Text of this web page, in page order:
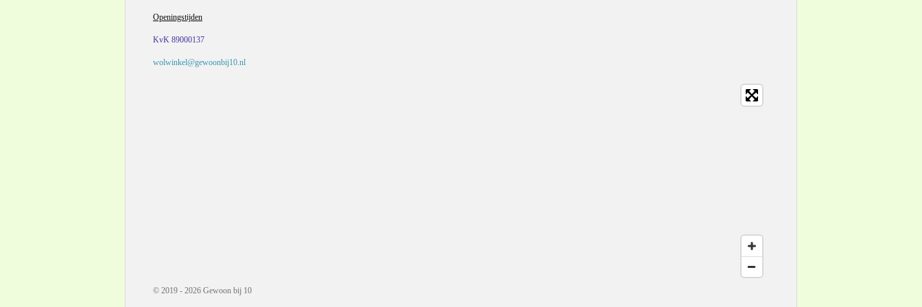
Openingstijden
KvK 89000137
wolwinkel@gewoonbij10.nl
© 2019 - 2026 Gewoon bij 10